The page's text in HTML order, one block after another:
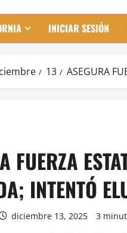
INICIAR SESIÓN
13 ASEGURA
FUERZA
INTENTÓ
diciembre 13, 2025 3